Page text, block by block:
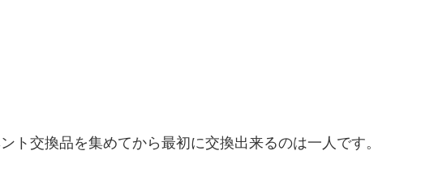
ト交換品を集めてから最初に交換出来るのは一人です。